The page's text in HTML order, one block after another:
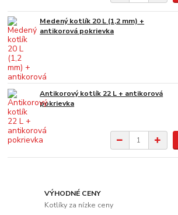
Medený kotlík 20 L (1,2 mm) +
antikorová pokrievka
Antikorový kotlík 22 L + antikorová
pokrievka
VÝHODNÉ CENY
Kotlíky za nízke ceny